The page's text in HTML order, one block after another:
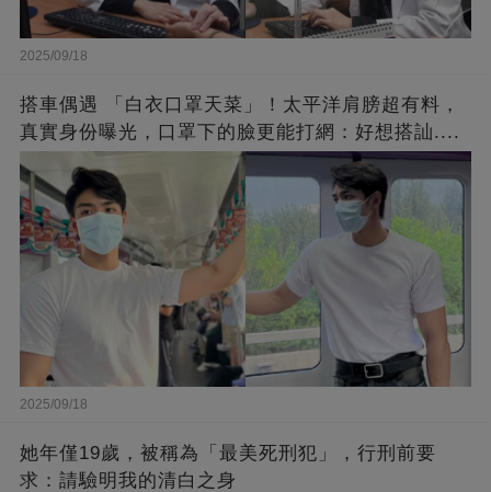
2025/09/18
搭車偶遇 「白衣口罩天菜」！太平洋肩膀超有料，
真實身份曝光，口罩下的臉更能打網：好想搭訕....
2025/09/18
她年僅19歲，被稱為「最美死刑犯」，行刑前要
求：請驗明我的清白之身